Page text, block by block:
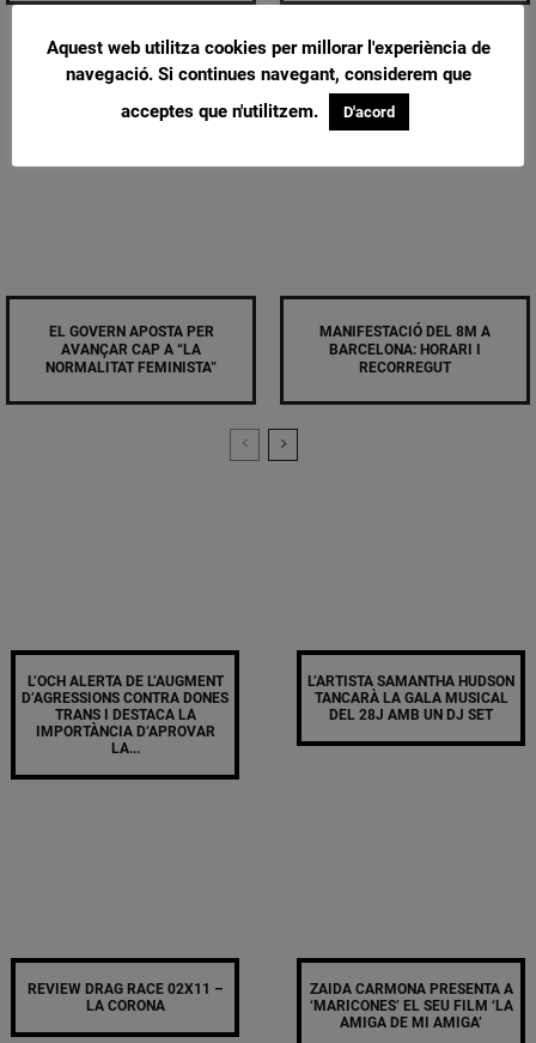
EL GOVERN APOSTA PER
AVANÇAR CAP A “LA
NORMALITAT FEMINISTA”
MANIFESTACIÓ DEL 8M A
BARCELONA: HORARI I
RECORREGUT
L’OCH ALERTA DE L’AUGMENT
D’AGRESSIONS CONTRA DONES
TRANS I DESTACA LA
IMPORTÀNCIA D’APROVAR
LA...
L’ARTISTA SAMANTHA HUDSON
TANCARÀ LA GALA MUSICAL
DEL 28J AMB UN DJ SET
REVIEW DRAG RACE 02X11 –
LA CORONA
ZAIDA CARMONA PRESENTA A
‘MARICONES’ EL SEU FILM ‘LA
AMIGA DE MI AMIGA’
Aquest web utilitza cookies per millorar l'experiència de
navegació. Si continues navegant, considerem que
acceptes que n'utilitzem.
D'acord